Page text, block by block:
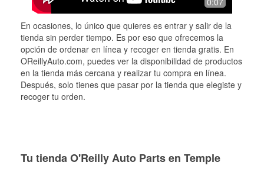
En ocasiones, lo único que quieres es entrar y salir de la
tienda sin perder tiempo. Es por eso que ofrecemos la
opción de ordenar en línea y recoger en tienda gratis. En
OReillyAuto.com, puedes ver la disponibilidad de productos
en la tienda más cercana y realizar tu compra en línea.
Después, solo tienes que pasar por la tienda que elegiste y
recoger tu orden.
Tu tienda O'Reilly Auto Parts en Temple